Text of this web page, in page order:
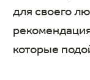
для своего
которые